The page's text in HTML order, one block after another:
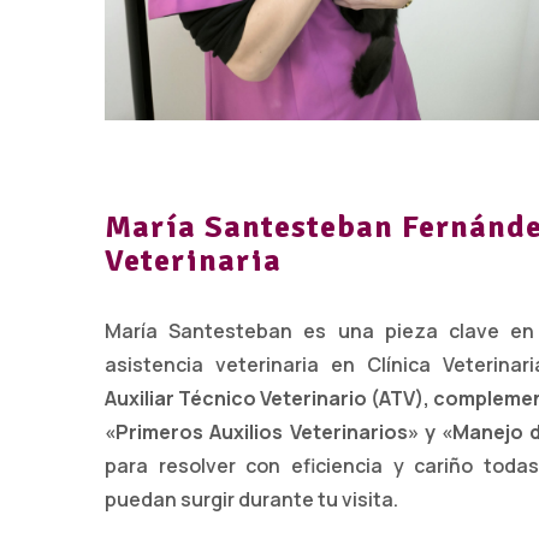
María Santesteban
Veterinaria
María Santesteban es una pieza clave
asistencia veterinaria en Clínica
Auxiliar Técnico Veterinario (ATV),
«Primeros Auxilios Veterinarios» y «Manejo
para resolver con eficiencia y cariño
puedan surgir durante tu visita.